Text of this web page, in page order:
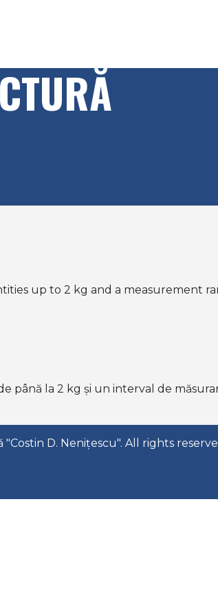
up to 2 kg and a measurement
până la 2 kg și un interval de
D. Nenițescu". All rights